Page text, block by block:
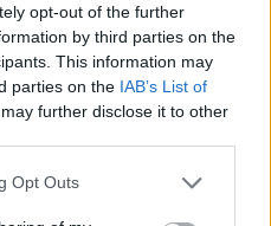
opt-out of the further
by third parties on the
This information may
parties on the IAB’s List of
further disclose it to other
Opt Outs
- Exposition et Vente
manquer pour tous les
les 27 et 28 janvier 2023.